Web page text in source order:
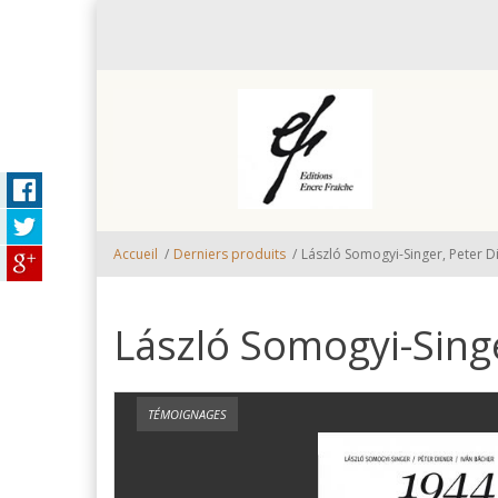
Accueil / Derniers produits / László Somogyi-Singer, Peter
László Somogyi-
TÉMOIGNAGES